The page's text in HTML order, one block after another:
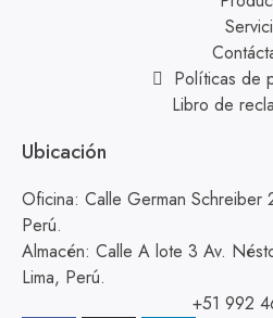
Políticas de
Libro de
Ubicación
Oficina: Calle German Schreiber
Perú.
Almacén: Calle A lote 3 Av.
Lima, Perú.
+51 992